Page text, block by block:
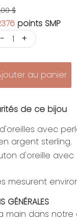
$
points SMP
- +
au panier
de ce bijou
avec
argent sterling.
d'oreille
mesurent
GÉNÉRALES
main dans notre